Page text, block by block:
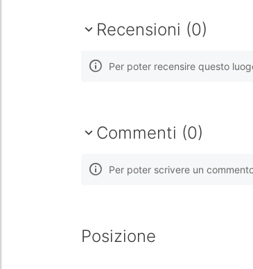
Recensioni (0)
Per poter recensire questo
Commenti (0)
Per poter scrivere un
Posizione